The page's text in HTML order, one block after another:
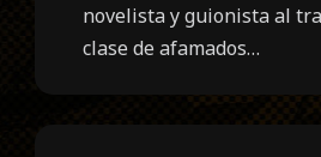
novelista y guionista al
clase de afamados…